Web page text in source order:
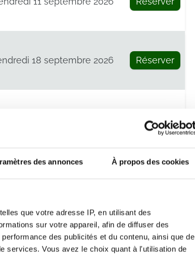
des annonces À propos des cookies
que votre adresse IP, en utilisant des
sur votre appareil, afin de diffuser des
des publicités et du contenu, ainsi que de
services. Vous avez le choix quant à l'utilisation de
18 septembre 2026 Réserver
Réserver
25 septembre 2026 Réserver